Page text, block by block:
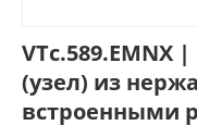
VTc.589.EMNX
(узел) из
встроенными